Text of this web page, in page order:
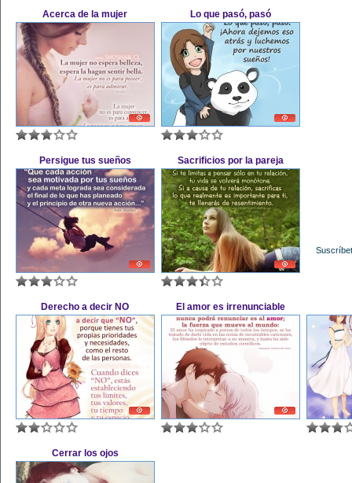
Acerca de la mujer Lo que pasó, pasó
Persigue tus sueños Sacrificios por la pareja
Derecho a decir NO El amor es irrenunciable
Cerrar los ojos